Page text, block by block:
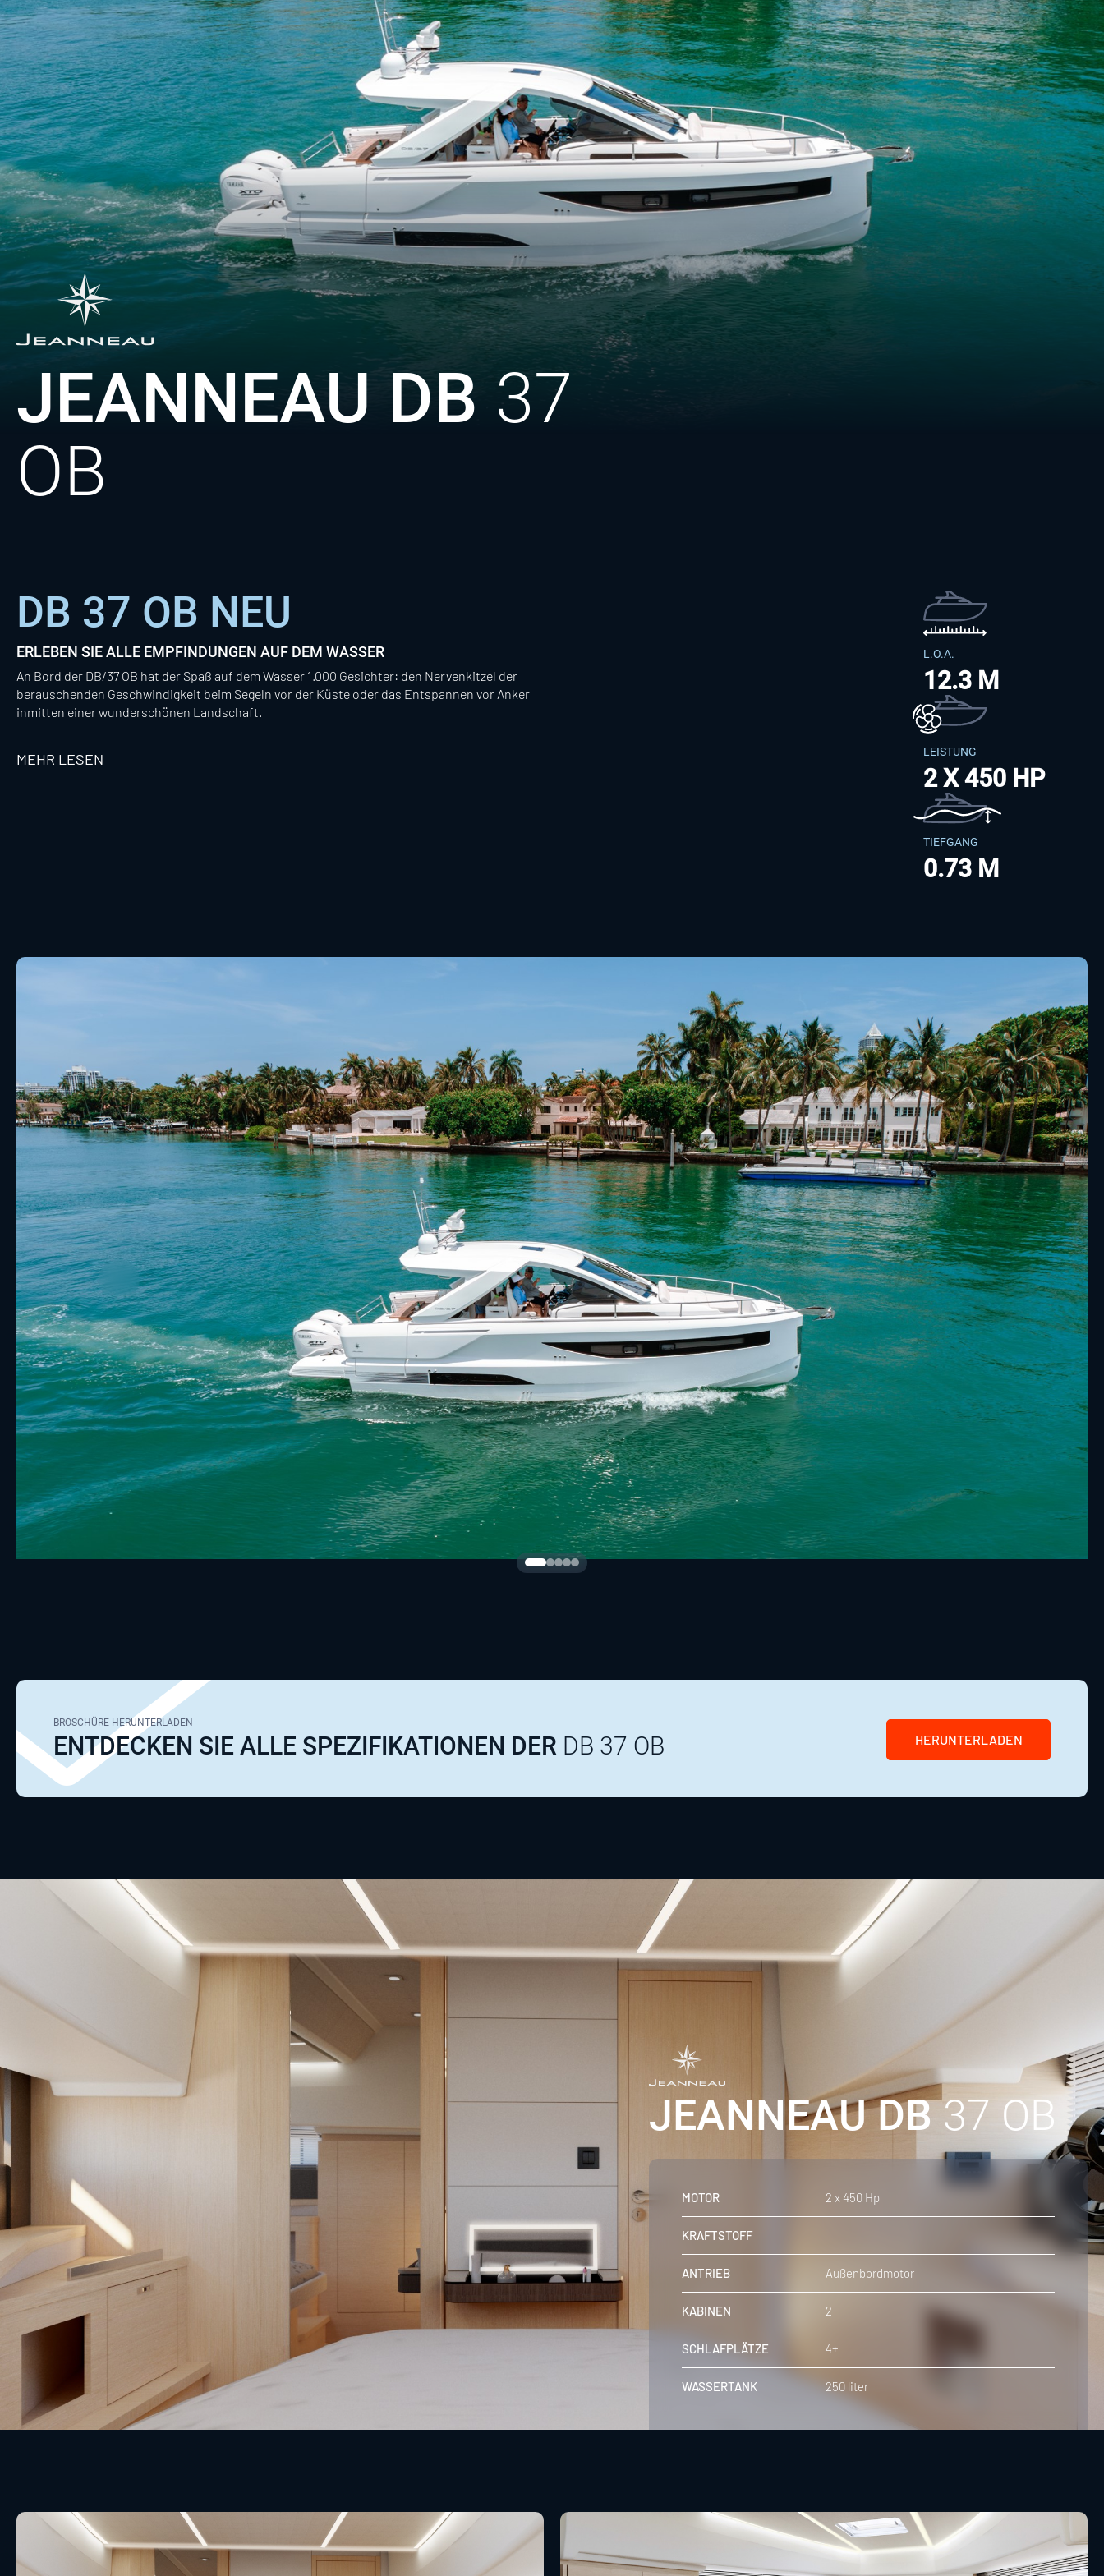
JEANNEAU DB37
OB
DB 37 OB NEU
ERLEBEN SIE ALLE EMPFINDUNGEN AUF DEM WASSER
An Bord der DB/37 OB hat der Spaß auf dem Wasser 1.000 Gesichter: den Nervenkitzel der
berauschenden Geschwindigkeit beim Segeln vor der Küste oder das Entspannen vor Anker
inmitten einer wunderschönen Landschaft.
MEHR LESEN
L.O.A.
12.3 M
LEISTUNG
2 X 450 HP
TIEFGANG
0.73 M
BROSCHÜRE HERUNTERLADEN
ENTDECKEN SIE ALLE SPEZIFIKATIONEN DER DB 37 OB HERUNTERLADEN
JEANNEAU DB37 OB
MOTOR 2 x 450 Hp
KRAFTSTOFF
ANTRIEB Außenbordmotor
KABINEN 2
SCHLAFPLÄTZE 4+
WASSERTANK 250 liter